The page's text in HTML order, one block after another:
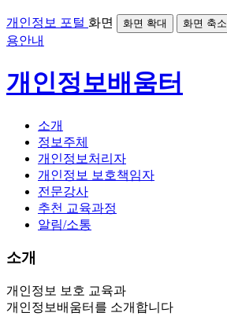
개인정보 포털 화면 화면 확대 화면 축소
용안내
개인정보배움터
소개
정보주체
개인정보처리자
개인정보 보호책임자
전문강사
추천 교육과정
알림/소통
소개
개인정보 보호 교육과
개인정보배움터를 소개합니다